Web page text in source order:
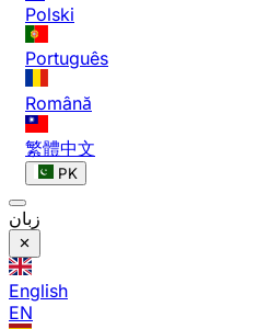
Polski
Português
Română
繁體中文
PK
زبان
English
EN